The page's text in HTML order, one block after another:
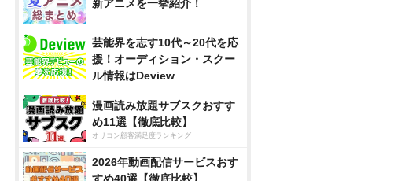
新アニメを一挙紹介！
芸能界を志す10代～20代を応
援！オーディション・スクー
ル情報はDeview
漫画読み放題サブスクおすす
め11選【徹底比較】
オリコン顧客満足度ランキング
2026年動画配信サービスおす